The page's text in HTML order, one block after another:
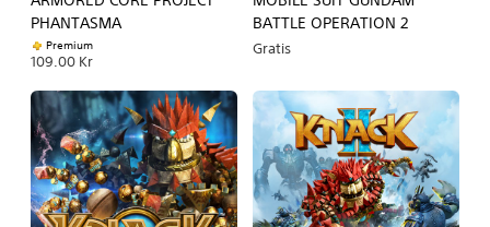
PHANTASMA
Premium
109.00 Kr
BATTLE OPERATION 2
Gratis